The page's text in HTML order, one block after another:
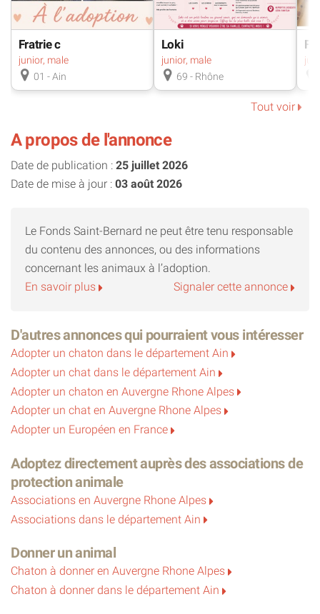
J’essaie de comprendre que tout le monde ne veut pas me
faire de mal.
Je fais de petits progrès, doucement… à mon rythme.
J’aime le calme, les petits coins rassurants, les voix
tendres.
en moi, il est là… bien caché dans mon petit cœur.
Ce dont j’ai besoin aujourd’hui, ce n’est pas d’une famille
parfaite.
J’ai simplement besoin de quelqu’un qui acceptera de
m’aimer telle que je suis.
Quelqu’un qui ne me brusquera pas.
Quelqu’un qui me laissera le temps d’avoir confiance.
Quelqu’un qui comprendra que certains chats ont juste
besoin d’être réparés avec beaucoup de patience et
énormément d’amour.
D’un endroit où je pourrai enfin poser mes peurs et me
sentir chez moi pour la première fois de ma vie.
Fratrie c
junior, male
01 - Ain
Loki
junior, male
69 - Rhône
Tout voir
A propos de l'annonce
Date de publication : 25 juillet 2026
Date de mise à jour : 03 août 2026
Le Fonds Saint-Bernard ne peut être tenu responsable
du contenu des annonces, ou des informations
concernant les animaux à l’adoption.
En savoir plus
Signaler cette annonce
D'autres annonces qui pourraient vous intéresser
Adopter un chaton dans le département Ain
Adopter un chat dans le département Ain
Adopter un chaton en Auvergne Rhone Alpes
Adopter un chat en Auvergne Rhone Alpes
Adopter un Européen en France
Adoptez directement auprès des associations de
protection animale
Associations en Auvergne Rhone Alpes
Associations dans le département Ain
Donner un animal
Chaton à donner en Auvergne Rhone Alpes
Chaton à donner dans le département Ain